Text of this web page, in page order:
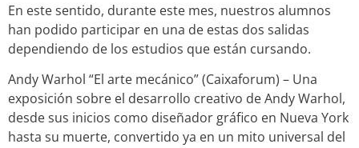
En este sentido, durante este mes, nuestros alumnos
han podido participar en una de estas dos salidas
dependiendo de los estudios que están cursando.
Andy Warhol “El arte mecánico” (Caixaforum) – Una
exposición sobre el desarrollo creativo de Andy Warhol,
desde sus inicios como diseñador gráfico en Nueva York
hasta su muerte, convertido ya en un mito universal del